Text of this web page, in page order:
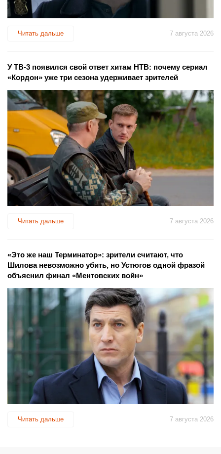
Читать дальше 7 августа 2026
У ТВ-3 появился свой ответ хитам НТВ: почему сериал
«Кордон» уже три сезона удерживает зрителей
Читать дальше 7 августа 2026
«Это же наш Терминатор»: зрители считают, что
Шилова невозможно убить, но Устюгов одной фразой
объяснил финал «Ментовских войн»
Читать дальше 7 августа 2026